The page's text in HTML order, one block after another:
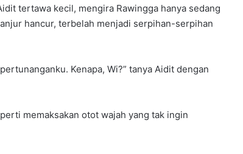
tertawa kecil, mengira Rawingga hanya sedang
hancur, terbelah menjadi serpihan-serpihan
Kenapa, Wi?” tanya Aidit dengan
memaksakan otot wajah yang tak ingin